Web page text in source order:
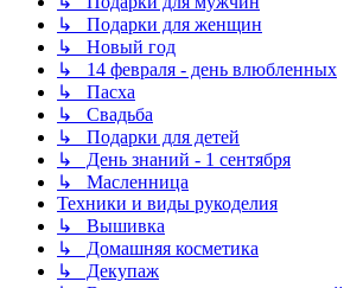
↳ Подарки для женщин
↳ Новый год
↳ 14 февраля - день влюбленных
↳ Пасха
↳ Свадьба
↳ Подарки для детей
↳ День знаний - 1 сентября
↳ Масленница
Техники и виды рукоделия
↳ Вышивка
↳ Домашняя косметика
↳ Декупаж